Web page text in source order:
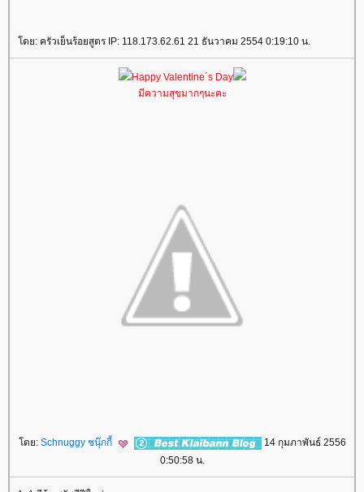
ดย: ครัวเย็นร้อยสูตร IP: 118.173.62.61 21 ธันวาคม 2554 0:19:10 น.
Happy Valentine´s Day
มีความสุขมากๆนะคะ
ดย: Schnuggy ชนุ๊กกี้
14 กุมภาพันธ์ 2556
0:50:58 น.